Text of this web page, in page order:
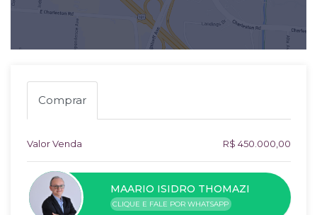
Comprar
Valor Venda R$ 450.000,00
MAARIO ISIDRO THOMAZI
CLIQUE E FALE POR WHATSAPP